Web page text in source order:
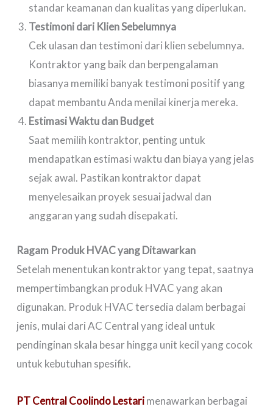
standar keamanan dan kualitas yang diperlukan.
Testimoni dari Klien Sebelumnya
Cek ulasan dan testimoni dari klien sebelumnya.
Kontraktor yang baik dan berpengalaman
biasanya memiliki banyak testimoni positif yang
dapat membantu Anda menilai kinerja mereka.
Estimasi Waktu dan Budget
Saat memilih kontraktor, penting untuk
mendapatkan estimasi waktu dan biaya yang jelas
sejak awal. Pastikan kontraktor dapat
menyelesaikan proyek sesuai jadwal dan
anggaran yang sudah disepakati.
Ragam Produk HVAC yang Ditawarkan
Setelah menentukan kontraktor yang tepat, saatnya
mempertimbangkan produk HVAC yang akan
digunakan. Produk HVAC tersedia dalam berbagai
jenis, mulai dari AC Central yang ideal untuk
pendinginan skala besar hingga unit kecil yang cocok
untuk kebutuhan spesifik.
PT Central Coolindo Lestarimenawarkan berbagai